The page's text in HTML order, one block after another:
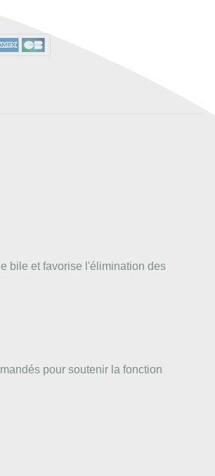
bile et favorise l'élimination des
pour soutenir la fonction